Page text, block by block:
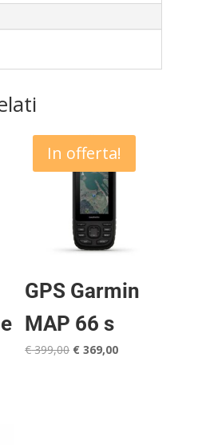
In offerta!
GPS Garmin
MAP 66 s
€399,00 Il
€ 369,00Il